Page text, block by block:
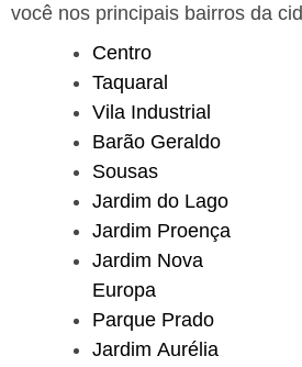
você nos principais bairros da
Centro
Taquaral
Vila Industrial
Barão Geraldo
Sousas
Jardim do Lago
Jardim Proença
Jardim Nova
Europa
Parque Prado
Jardim Aurélia